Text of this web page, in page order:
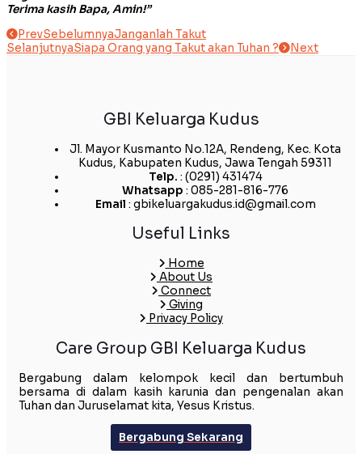
Terima kasih Bapa, Amin!”
PrevSebelumnyaJanganlah Takut
SelanjutnyaSiapa Orang yang Takut akan Tuhan ? Next
GBI Keluarga Kudus
Jl. Mayor Kusmanto No.12A, Rendeng, Kec. Kota
Kudus, Kabupaten Kudus, Jawa Tengah 59311
Telp. : (0291) 431474
Whatsapp : 085-281-816-776
Email : gbikeluargakudus.id@gmail.com
Useful Links
Home
About Us
Connect
Giving
Privacy Policy
Care Group GBI Keluarga Kudus
Bergabung dalam kelompok kecil dan bertumbuh
bersama di dalam kasih karunia dan pengenalan akan
Tuhan dan Juruselamat kita, Yesus Kristus.
Bergabung Sekarang